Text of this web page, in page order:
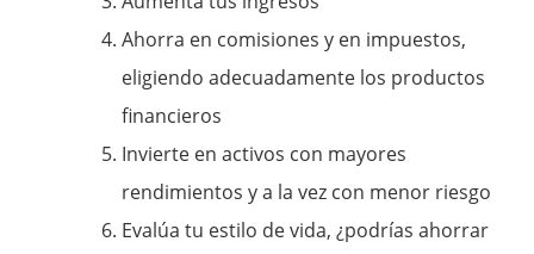
Ahorra en comisiones y en impuestos,
eligiendo adecuadamente los productos
financieros
Invierte en activos con mayores
rendimientos y a la vez con menor riesgo
Evalúa tu estilo de vida, ¿podrías ahorrar